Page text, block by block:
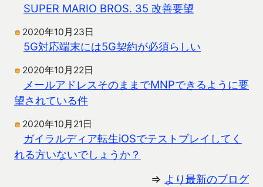
SUPER MARIO BROS. 35 改善要望
2020年10月23日
5G対応端末には5G契約が必須らしい
2020年10月22日
メールアドレスそのままでMNPできるように要
望されている件
2020年10月21日
ガイラルディア転生iOSでテストプレイしてく
れる方いないでしょうか？
⇒ より最新のブログ